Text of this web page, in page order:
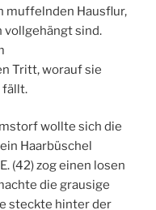
muffelnden Hausflur,
vollgehängt sind.
Tritt, worauf sie
fällt.
wollte sich die
Haarbüschel
(42) zog einen losen
die grausige
steckte hinter der